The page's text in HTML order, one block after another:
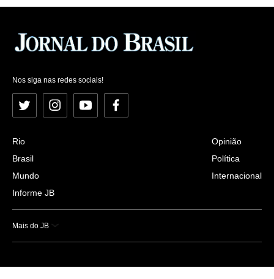
Nos siga nas redes sociais!
Twitter InstagramYouTubeFacebook
Rio
Brasil
Mundo
Informe JB
Opinião
Política
Internacional
Mais do JB
Esportes